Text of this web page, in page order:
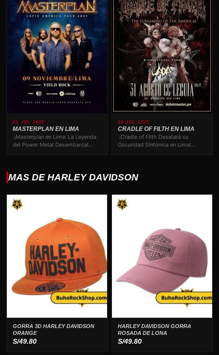
01 JUL 2025
MASTERPLAN EN LIMA
¡Masterplan en Lima: La Leyenda
del Power Metal Desembarca!
01 JUL 2025
CRADLE OF FILTH EN LIMA
¡Cradle of Filth Desatará su
Oscuridad Sinfónica en Lima!
MAS DE HARLEY DAVIDSON
GORRA 3D HARLEY DAVIDSON
ORANGE
S/49.80
HARLEY DAVIDSON GORRA
ROSADA DE LONA
S/49.80